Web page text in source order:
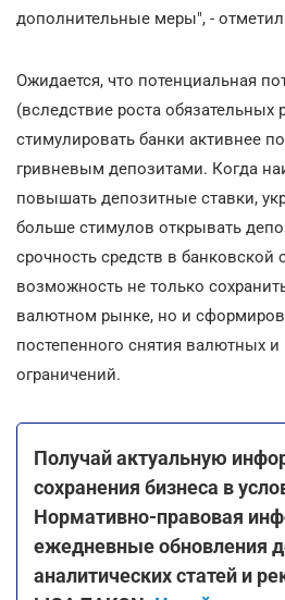
дополнительные меры", -
Ожидается, что потенциальная
(вследствие роста обязательных
стимулировать банки активнее
гривневым депозитами. Когда
повышать депозитные ставки,
больше стимулов открывать
срочность средств в банковской
возможность не только
валютном рынке, но и
постепенного снятия валютных
ограничений.
Получай актуальную
сохранения бизнеса в
Нормативно-правовая
ежедневные обновления
аналитических статей и